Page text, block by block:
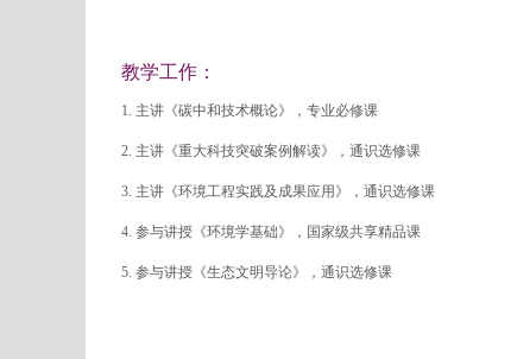
教学工作：
1. 主讲《碳中和技术概论》，专业必修课
2. 主讲《重大科技突破案例解读》，通识选修课
3. 主讲《环境工程实践及成果应用》，通识选修课
4. 参与讲授《环境学基础》，国家级共享精品课
5. 参与讲授《生态文明导论》，通识选修课